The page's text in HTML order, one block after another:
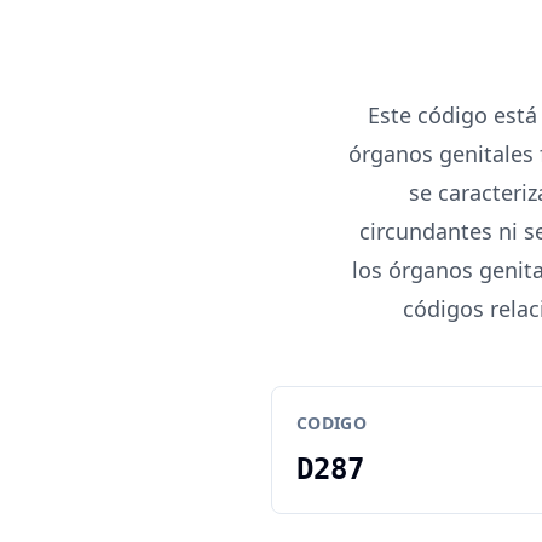
Este código
órganos
se
circundantes ni
los órganos
códigos
CODIGO
D287